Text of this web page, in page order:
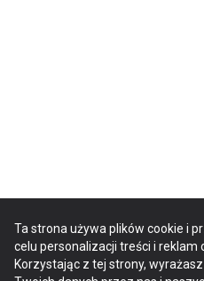
Ta strona używa plików cookie i
celu personalizacji treści i reklam
Korzystając z tej strony,